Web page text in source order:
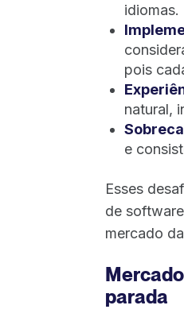
idiomas.
pois
natural,
e
Esses
de
mercado
parada